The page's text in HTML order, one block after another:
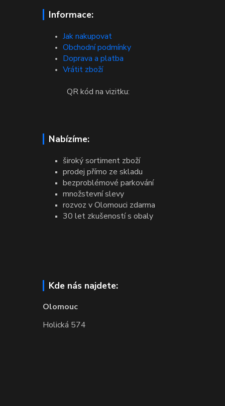
Informace:
Jak nakupovat
Obchodní podmínky
Doprava a platba
Vrátit zboží
QR kód na vizitku:
Nabízíme:
široký sortiment zboží
prodej přímo ze skladu
bezproblémové parkování
množstevní slevy
rozvoz v Olomouci zdarma
30 let zkušeností s obaly
Kde nás najdete:
Olomouc
Holická 574